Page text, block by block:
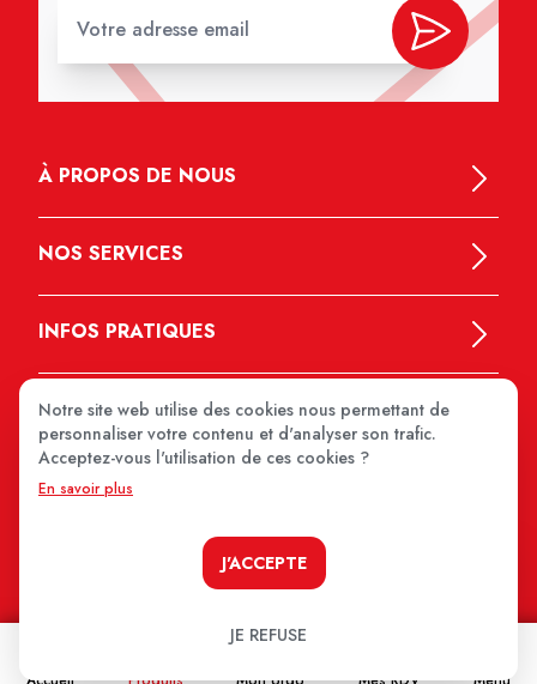
À PROPOS DE NOUS
NOS SERVICES
INFOS PRATIQUES
Notre site web utilise des cookies nous permettant de
personnaliser votre contenu et d'analyser son trafic.
Acceptez-vous l'utilisation de ces cookies ?
En savoir plus
J'ACCEPTE
JE REFUSE